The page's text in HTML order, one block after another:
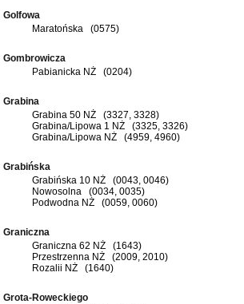
Golfowa
Maratońska (0575)
Gombrowicza
Pabianicka NŻ (0204)
Grabina
Grabina 50 NŻ (3327, 3328)
Grabina/Lipowa 1 NŻ (3325, 3326)
Grabina/Lipowa NŻ (4959, 4960)
Grabińska
Grabińska 10 NŻ (0043, 0046)
Nowosolna (0034, 0035)
Podwodna NŻ (0059, 0060)
Graniczna
Graniczna 62 NŻ (1643)
Przestrzenna NŻ (2009, 2010)
Rozalii NŻ (1640)
Grota-Roweckiego